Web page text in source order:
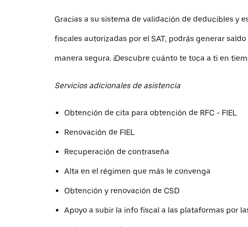
Gracias a su sistema de validación de deducibles y
fiscales autorizadas por el SAT, podrás generar saldo
manera segura. ¡Descubre cuánto te toca a ti en
Servicios adicionales de asistencia
Obtención de cita para obtención de RFC - FIEL
Renovación de FIEL
Recuperación de contraseña
Alta en el régimen que más le convenga
Obtención y renovación de CSD
Apoyo a subir la info fiscal a las plataformas por